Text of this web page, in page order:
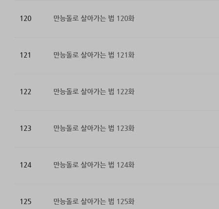
120 만능돌로 살아가는 법 120화
121 만능돌로 살아가는 법 121화
122 만능돌로 살아가는 법 122화
123 만능돌로 살아가는 법 123화
124 만능돌로 살아가는 법 124화
125 만능돌로 살아가는 법 125화